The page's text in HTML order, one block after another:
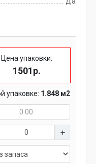
Цена упаковки:
1501р.
упаковке: 1.848 м2